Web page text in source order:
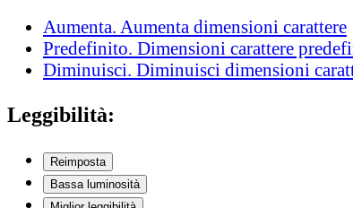
Aumenta . Aumenta dimensioni carattere
Predefinito . Dimensioni carattere
Diminuisci . Diminuisci dimensioni
Leggibilità:
Reimposta
Bassa luminosità